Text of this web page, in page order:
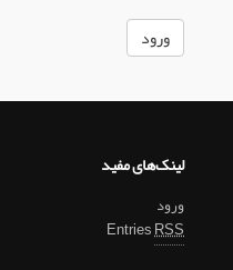
لینک‌های مفید
ورود
EntriesRSS